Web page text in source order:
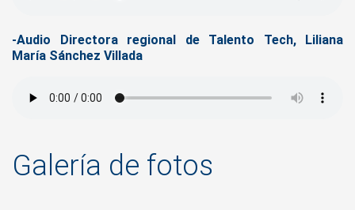
-Audio Directora regional de Talento Tech, Liliana
María Sánchez Villada
Galería de fotos